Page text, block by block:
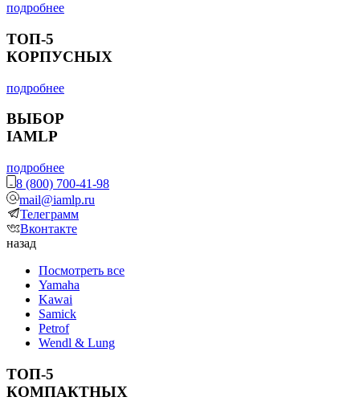
подробнее
ТОП-5
КОРПУСНЫХ
подробнее
ВЫБОР
IAMLP
подробнее
8 (800) 700-41-98
mail@iamlp.ru
Телеграмм
Вконтакте
назад
Посмотреть все
Yamaha
Kawai
Samick
Petrof
Wendl & Lung
ТОП-5
КОМПАКТНЫХ